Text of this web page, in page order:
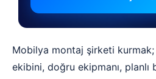
Mobilya montaj şirketi
ekibini, doğru ekipmanı,